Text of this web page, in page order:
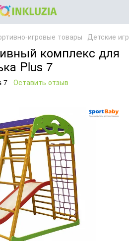
игровые товары Детские
комплекс для
Plus 7
7 Оставить отзыв